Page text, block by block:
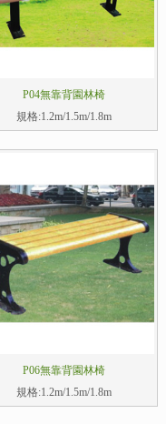
P04無靠背園林椅
規格:1.2m/1.5m/1.8m
P06無靠背園林椅
規格:1.2m/1.5m/1.8m